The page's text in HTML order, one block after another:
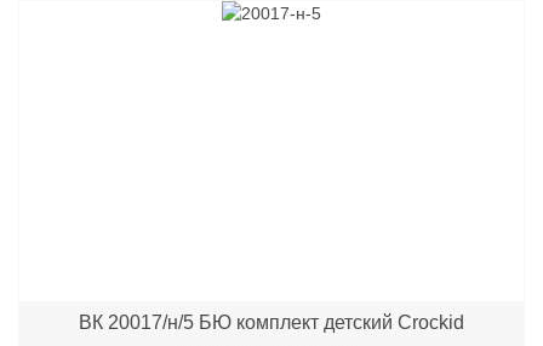
ВК 20017/н/5 БЮ комплект детский Crockid